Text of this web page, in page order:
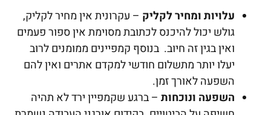
עלויות ומחיר לקליק – עקרונית אין מחיר לקליק,
גולש יכול להיכנס לכתובת מסוימת אין ספור פעמים
ואין בגין זה חיוב. בנוסף קמפיינים ממומנים לרוב
יעלו יותר מתשלום חודשי למקדם אתרים ואין להם
השפעה לאורך זמן.
השפעה ונוכחות – ברגע שקמפיין ירד לא תהיה